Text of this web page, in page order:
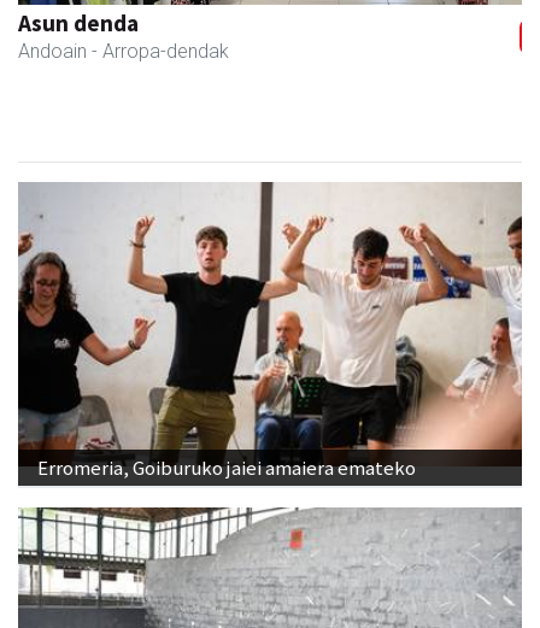
Zubimusu Ikastola
Zizurkil - Hezkuntza
Erromeria, Goiburuko jaiei amaiera emateko